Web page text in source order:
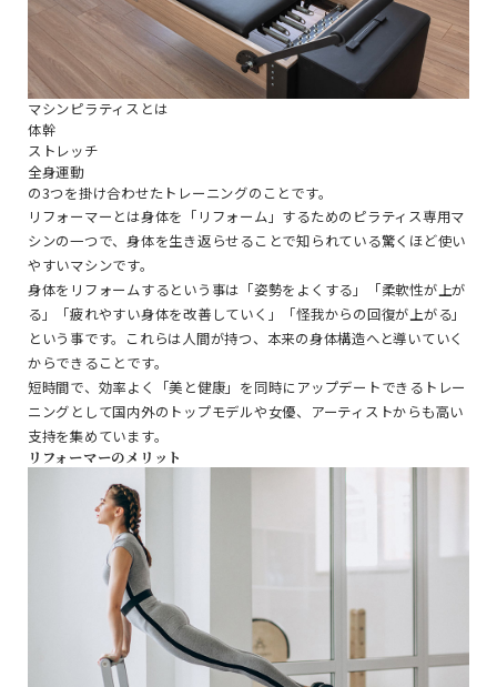
マシンピラティスとは
体幹
ストレッチ
全身運動
の3つを掛け合わせたトレーニングのことです。
リフォーマーとは身体を「リフォーム」するためのピラティス専用マ
シンの一つで、身体を生き返らせることで知られている驚くほど使い
やすいマシンです。
身体をリフォームするという事は「姿勢をよくする」「柔軟性が上が
る」「疲れやすい身体を改善していく」「怪我からの回復が上がる」
という事です。これらは人間が持つ、本来の身体構造へと導いていく
からできることです。
短時間で、効率よく「美と健康」を同時にアップデートできるトレー
ニングとして国内外のトップモデルや女優、アーティストからも高い
支持を集めています。
リフォーマーのメリット